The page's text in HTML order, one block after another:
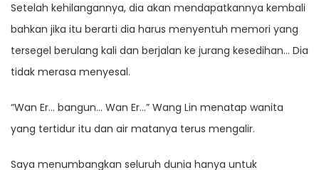
Setelah kehilangannya, dia akan mendapatkannya kembali
bahkan jika itu berarti dia harus menyentuh memori yang
tersegel berulang kali dan berjalan ke jurang kesedihan… Dia
tidak merasa menyesal.
“Wan Er… bangun… Wan Er…” Wang Lin menatap wanita
yang tertidur itu dan air matanya terus mengalir.
Saya menumbangkan seluruh dunia hanya untuk